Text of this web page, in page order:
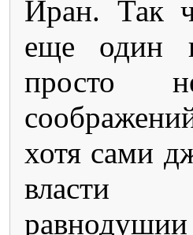
Иран. Так
еще один
просто
хотя сами